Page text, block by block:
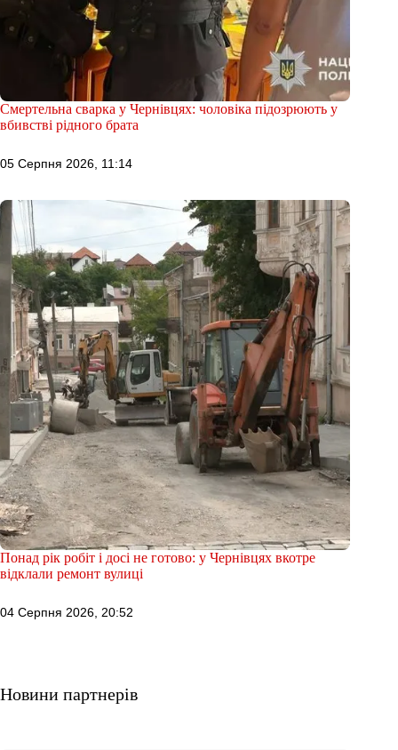
Смертельна сварка у Чернівцях: чоловіка підозрюють у
вбивстві рідного брата
05 Серпня 2026, 11:14
Понад рік робіт і досі не готово: у Чернівцях вкотре
відклали ремонт вулиці
04 Серпня 2026, 20:52
Новини партнерів